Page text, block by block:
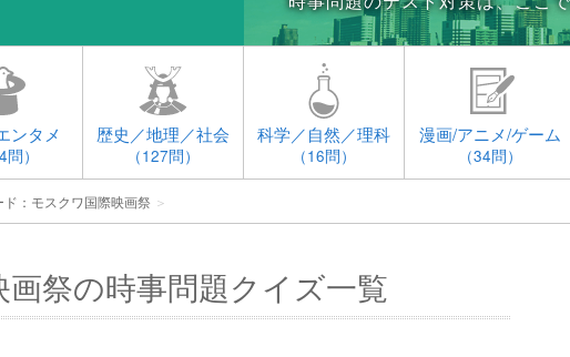
ンタメ
問）
歴史／地理／社会
（127問）
科学／自然／理科
（16問）
漫画/アニメ/ゲーム
（34問）
ド：モスクワ国際映画祭 ＞
祭の時事問題クイズ一覧